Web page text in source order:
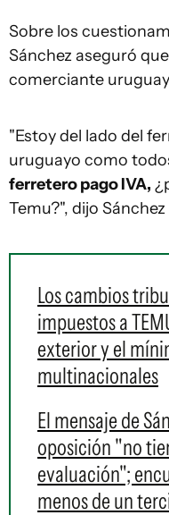
Sobre los
Sánchez aseguró
comerciante
"Estoy del lado del
uruguayo como
ferretero pago IVA,
Temu?", dijo
Los cambios
impuestos a
exterior y el
multinacionales
El mensaje de
oposición "no
evaluación";
menos de un